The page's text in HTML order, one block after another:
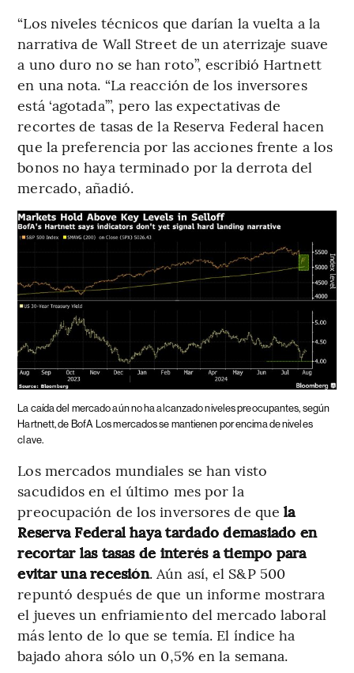
“Los niveles técnicos que darían la vuelta a la
narrativa de Wall Street de un aterrizaje suave
a uno duro no se han roto”, escribió Hartnett
en una nota. “La reacción de los inversores
está ‘agotada’”, pero las expectativas de
recortes de tasas de la Reserva Federal hacen
que la preferencia por las acciones frente a los
bonos no haya terminado por la derrota del
mercado, añadió.
La caída del mercado aún no ha alcanzado niveles preocupantes, según
Hartnett, de BofA Los mercados se mantienen por encima de niveles
clave.
Los mercados mundiales se han visto
sacudidos en el último mes por la
preocupación de los inversores de quela
Reserva Federal haya tardado demasiado en
recortar las tasas de interés a tiempo para
evitar una recesión. Aún así, el S&P 500
repuntó después de que un informe mostrara
el jueves un enfriamiento del mercado laboral
más lento de lo que se temía. El índice ha
bajado ahora sólo un 0,5% en la semana.